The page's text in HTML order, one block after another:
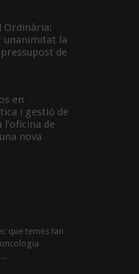
Ordinària:
unanimitat la
de
en
i gestió de
de
nova
que temes tan